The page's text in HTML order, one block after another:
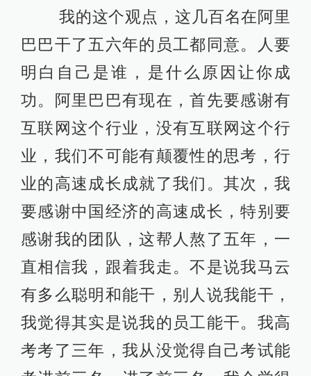
我的这个观点，这几百名在阿里
巴巴干了五六年的员工都同意。人要
明白自己是谁，是什么原因让你成
功。阿里巴巴有现在，首先要感谢有
互联网这个行业，没有互联网这个行
业，我们不可能有颠覆性的思考，行
业的高速成长成就了我们。其次，我
要感谢中国经济的高速成长，特别要
感谢我的团队，这帮人熬了五年，一
直相信我，跟着我走。不是说我马云
有多么聪明和能干，别人说我能干，
我觉得其实是说我的员工能干。我高
考考了三年，我从没觉得自己考试能